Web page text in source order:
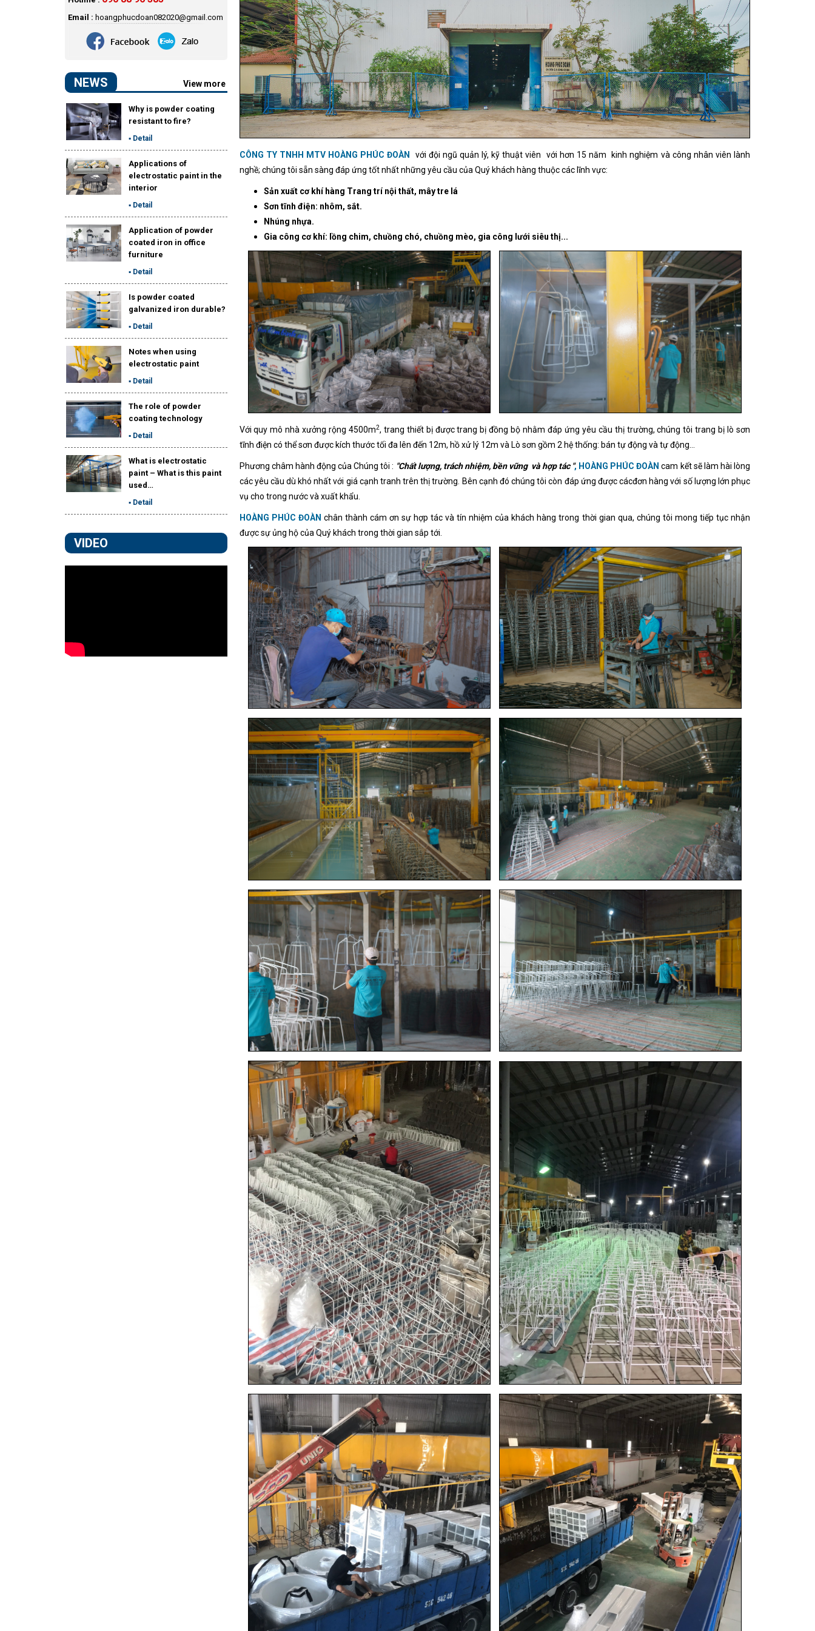
Email : hoangphucdoan082020@gmail.com
NEWS View more
Why is powder coating
resistant to fire?
▪ Detail
Applications of
electrostatic paint in the
interior
▪ Detail
Application of powder
coated iron in office
furniture
▪ Detail
Is powder coated
galvanized iron durable?
▪ Detail
Notes when using
electrostatic paint
▪ Detail
The role of powder
coating technology
▪ Detail
What is electrostatic
paint – What is this paint
used…
▪ Detail
VIDEO
CÔNG TY TNHH MTV HOÀNG PHÚC ĐOÀN
với đội ngũ quản lý, kỹ thuật viên với hơn 15 năm kinh nghiệm và công nhân viên lành
nghề; chúng tôi sẵn sàng đáp ứng tốt nhất những yêu cầu của Quý khách hàng thuộc các lĩnh vực:
Sản xuất cơ khí hàng Trang trí nội thất, mây tre lá
Sơn tĩnh điện: nhôm, sắt.
Nhúng nhựa.
Gia công cơ khí: lồng chim, chuồng chó, chuồng mèo, gia công lưới siêu thị...
Với quy mô nhà xưởng rộng 4500m2, trang thiết bị được trang bị đồng bộ nhằm đáp ứng yêu cầu thị trường, chúng tôi trang bị lò sơn
tĩnh điện có thể sơn được kích thước tối đa lên đến 12m, hồ xử lý 12m và Lò sơn gồm 2 hệ thống: bán tự động và tự động...
Phương châm hành động của Chúng tôi : "Chất lượng, trách nhiệm, bền vững và hợp tác ", HOÀNG PHÚC ĐOÀN cam kết sẽ làm hài lòng
các yêu cầu dù khó nhất với giá cạnh tranh trên thị trường. Bên cạnh đó chúng tôi còn đáp ứng được cácđơn hàng với số lượng lớn phục
vụ cho trong nước và xuất khẩu.
HOÀNG PHÚC ĐOÀN chân thành cám ơn sự hợp tác và tín nhiệm của khách hàng trong thời gian qua, chúng tôi mong tiếp tục nhận
được sự ủng hộ của Quý khách trong thời gian sắp tới.